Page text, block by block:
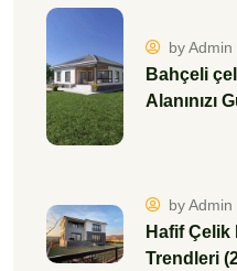
by Admin
Bahçeli
Alanınızı
by Admin
Hafif Çelik
Trendleri